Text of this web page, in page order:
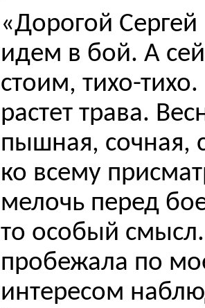
«Дорогой
идем в бой. А
стоим, тихо-
растет трава.
пышная, сочная,
ко всему
мелочь перед
то особый
пробежала по
интересом